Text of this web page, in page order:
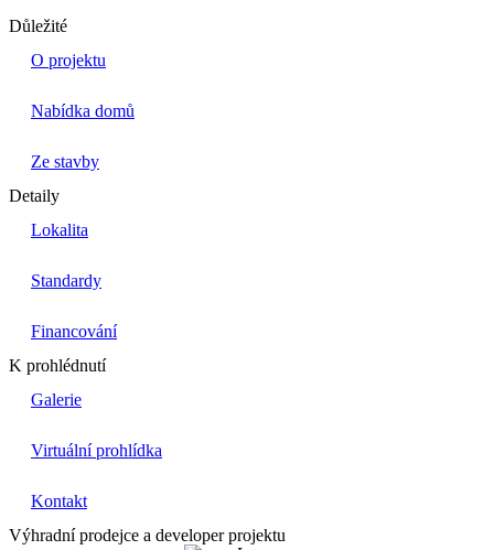
Důležité
O projektu
Nabídka domů
Ze stavby
Detaily
Lokalita
Standardy
Financování
K prohlédnutí
Galerie
Virtuální prohlídka
Kontakt
Výhradní prodejce a developer projektu